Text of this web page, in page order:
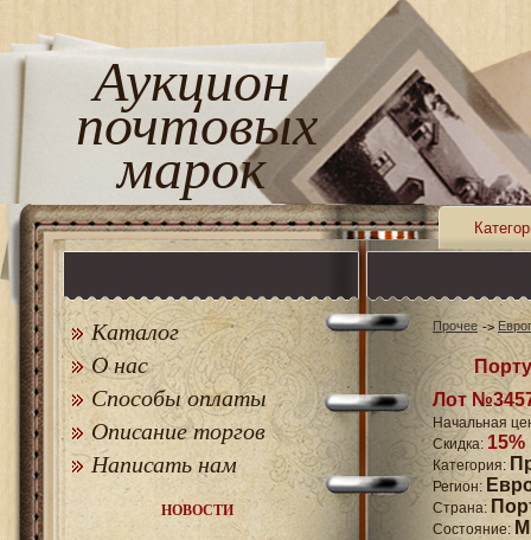
Аукцион
почтовых
марок
Каталог
О нас
Способы оплаты
Описание торгов
Написать нам
НОВОСТИ
Прочее
Лот
Начальная
Скидка: 15%
Категория:
Регион:
Страна:
Состояние: